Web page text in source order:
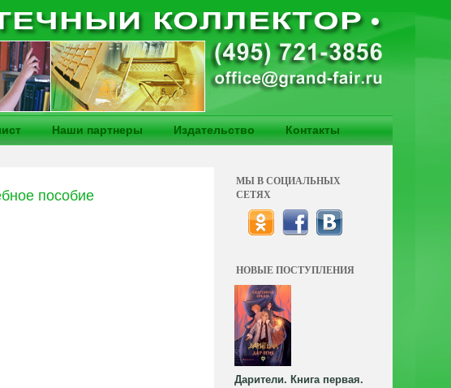
Наши партнеры Издательство Контакты
пособие
МЫ В СОЦИАЛЬНЫХ
СЕТЯХ
НОВЫЕ ПОСТУПЛЕНИЯ
Дарители. Книга первая.